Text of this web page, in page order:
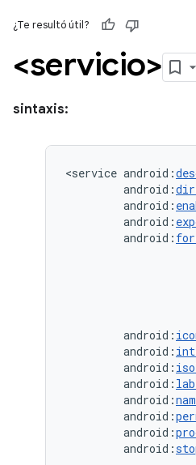
¿Te resultó útil?
<servicio>
sintaxis:
<service android:
android:
android:
android:
android:
android:
android:
android:
android:
android:
android:
android:
android: